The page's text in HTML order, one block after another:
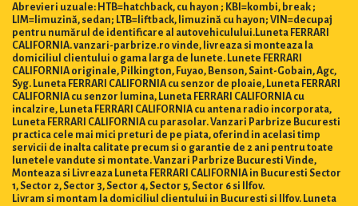
Abrevieri uzuale: HTB=hatchback, cu hayon ; KBI=kombi, break ;
LIM=limuzină, sedan; LTB=liftback, limuzină cu hayon; VIN=decupaj
pentru numărul de identificare al autovehiculului.Luneta FERRARI
CALIFORNIA. vanzari-parbrize.ro vinde, livreaza si monteaza la
domiciliul clientului o gama larga de lunete. Lunete FERRARI
CALIFORNIA originale, Pilkington, Fuyao, Benson, Saint-Gobain, Agc,
Syg. Luneta FERRARI CALIFORNIA cu senzor de ploaie, Luneta FERRARI
CALIFORNIA cu senzor lumina, Luneta FERRARI CALIFORNIA cu
incalzire, Luneta FERRARI CALIFORNIA cu antena radio incorporata,
Luneta FERRARI CALIFORNIA cu parasolar. Vanzari Parbrize Bucuresti
practica cele mai mici preturi de pe piata, oferind in acelasi timp
servicii de inalta calitate precum si o garantie de 2 ani pentru toate
lunetele vandute si montate. Vanzari Parbrize Bucuresti Vinde,
Monteaza si Livreaza Luneta FERRARI CALIFORNIA in Bucuresti Sector
1, Sector 2, Sector 3, Sector 4, Sector 5, Sector 6 si Ilfov.
Livram si montam la domiciliul clientului in Bucuresti si Ilfov. Luneta